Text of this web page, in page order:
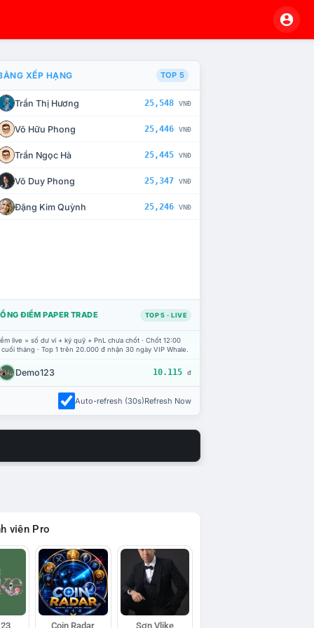
CHẾ TÀI XỬ LÝ VI PHẠM
XẾP HẠNG TOP 5
Trần Thị Hương 25,548 VNĐ
Võ Hữu Phong 25,446 VNĐ
Trần Ngọc Hà 25,445 VNĐ
Võ Duy Phong 25,347 VNĐ
Đặng Kim Quỳnh 25,246 VNĐ
ĐIỂM PAPER TRADE TOP 5 · LIVE
live = số dư ví + ký quỹ + PnL chưa chốt · Chốt 12:00
tháng · Top 1 trên 20.000 đ nhận 30 ngày VIP Whale.
Demo123 10.115 đ
Auto-refresh (30s)Refresh Now
viên Pro
Coin Radar Sơn Vlike